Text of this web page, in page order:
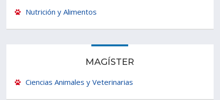
Nutrición y Alimentos
MAGÍSTER
Ciencias Animales y Veterinarias